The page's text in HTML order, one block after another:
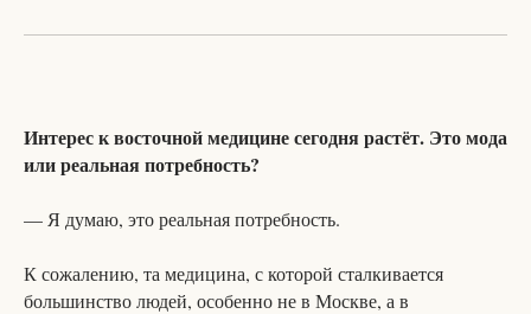
Интерес к восточной медицине сегодня растёт. Это мода
или реальная потребность?
— Я думаю, это реальная потребность.
К сожалению, та медицина, с которой сталкивается
большинство людей, особенно не в Москве, а в